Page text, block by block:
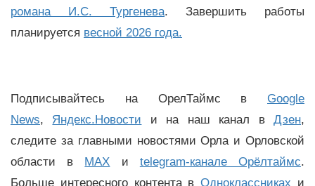
романа И.С. Тургенева. Завершить работы
планируется весной 2026 года.
Подписывайтесь на ОрелТаймс в Google
News, Яндекс.Новости и на наш канал вДзен,
следите за главными новостями Орла и Орловской
области в MAX и telegram-канале Орёлтаймс.
Больше интересного контента вОдноклассниках и